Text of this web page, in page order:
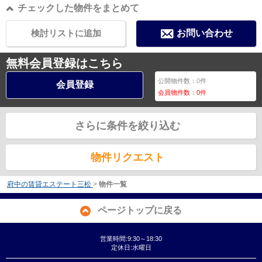
チェックした物件をまとめて
お問い合わせ
検討リストに追加
無料会員登録はこちら
会員登録 公開物件数：0件
会員物件数：0件
さらに条件を絞り込む
物件リクエスト
府中の賃貸エステート三松 > 物件一覧
ページトップに戻る
営業時間:9:30～18:30
定休日:水曜日